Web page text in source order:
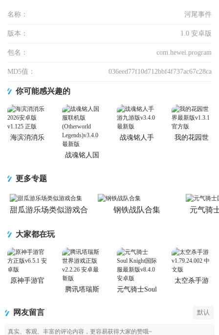
名称： 河尾事件
版本： 1.0 安卓版
包名： com.hewei.program
MD5值： 036eed77f10d712bbf4f737ac67c28ca
你可能感兴趣的
海滨消消乐
战魂铭人国
战魂铭人手
我的花园世
更多专题
甜瓜游乐场类似游戏合
钢铁战队合集 元气骑
大家都在玩
原神手游官
腾讯塔瑞斯
元气骑士Soul
太空杀手游
网友留言 默认